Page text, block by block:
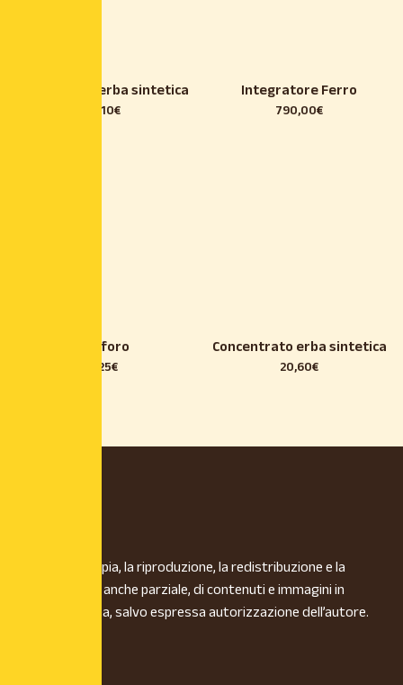
Detergente erba sintetica
12,10€
Integratore Ferro
790,00€
Fosforo
7,25€
Concentrato erba sintetica
20,60€
È vietata la copia, la riproduzione, la redistribuzione e la
pubblicazione, anche parziale, di contenuti e immagini in
qualsiasi forma, salvo espressa autorizzazione dell’autore.